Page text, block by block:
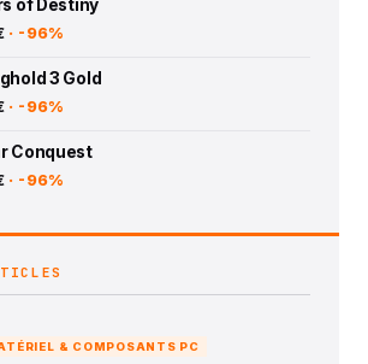
of Destiny
· -96%
3 Gold
· -96%
Conquest
· -96%
& COMPOSANTS PC